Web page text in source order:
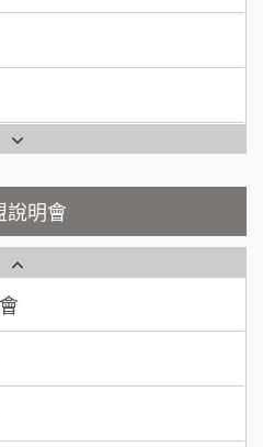
200萬~400萬
台北市
高雄市
加盟說明會
檯
人員(台中市)
師
說明會
明會
明會